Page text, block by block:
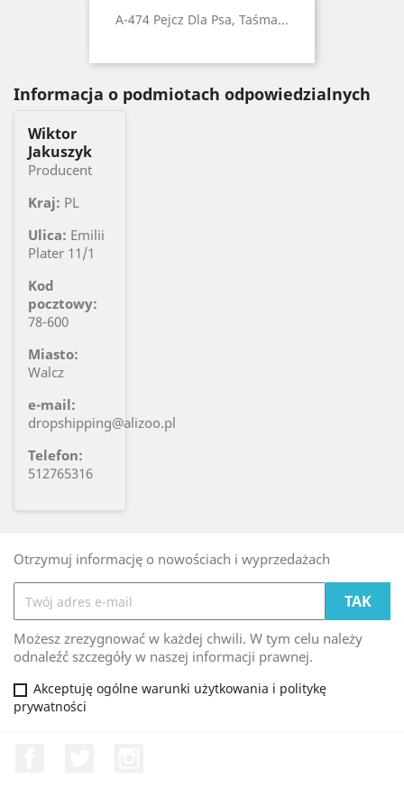
A-474 Pejcz Dla Psa, Taśma...
Informacja o podmiotach odpowiedzialnych
Wiktor
Jakuszyk
Producent
Kraj: PL
Ulica: Emilii
Plater 11/1
Kod
pocztowy:
78-600
Miasto:
Walcz
e-mail:
dropshipping@alizoo.pl
Telefon:
512765316
Otrzymuj informację o nowościach i wyprzedażach
Możesz zrezygnować w każdej chwili. W tym celu należy
odnaleźć szczegóły w naszej informacji prawnej.
Akceptuję ogólne warunki użytkowania i politykę
prywatności